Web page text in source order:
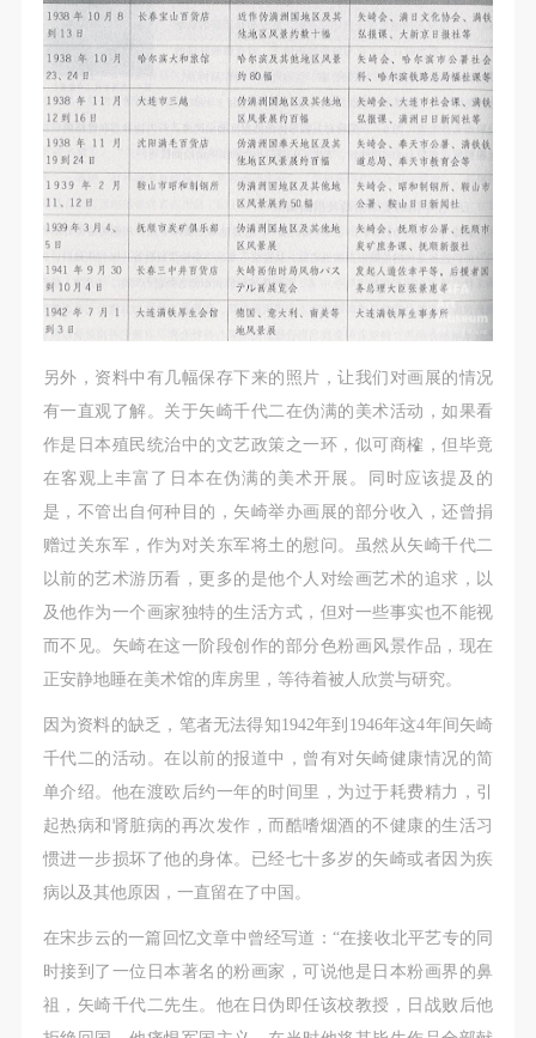
另外，资料中有几幅保存下来的照片，让我们对画展的情况
有一直观了解。关于矢崎千代二在伪满的美术活动，如果看
作是日本殖民统治中的文艺政策之一环，似可商榷，但毕竟
在客观上丰富了日本在伪满的美术开展。同时应该提及的
是，不管出自何种目的，矢崎举办画展的部分收入，还曾捐
赠过关东军，作为对关东军将土的慰问。虽然从矢崎千代二
以前的艺术游历看，更多的是他个人对绘画艺术的追求，以
及他作为一个画家独特的生活方式，但对一些事实也不能视
而不见。矢崎在这一阶段创作的部分色粉画风景作品，现在
正安静地睡在美术馆的库房里，等待着被人欣赏与研究。
因为资料的缺乏，笔者无法得知1942年到1946年这4年间矢崎
千代二的活动。在以前的报道中，曾有对矢崎健康情况的简
单介绍。他在渡欧后约一年的时间里，为过于耗费精力，引
起热病和肾脏病的再次发作，而酷嗜烟酒的不健康的生活习
惯进一步损坏了他的身体。已经七十多岁的矢崎或者因为疾
病以及其他原因，一直留在了中国。
在宋步云的一篇回忆文章中曾经写道：“在接收北平艺专的同
时接到了一位日本著名的粉画家，可说他是日本粉画界的鼻
祖，矢崎千代二先生。他在日伪即任该校教授，日战败后他